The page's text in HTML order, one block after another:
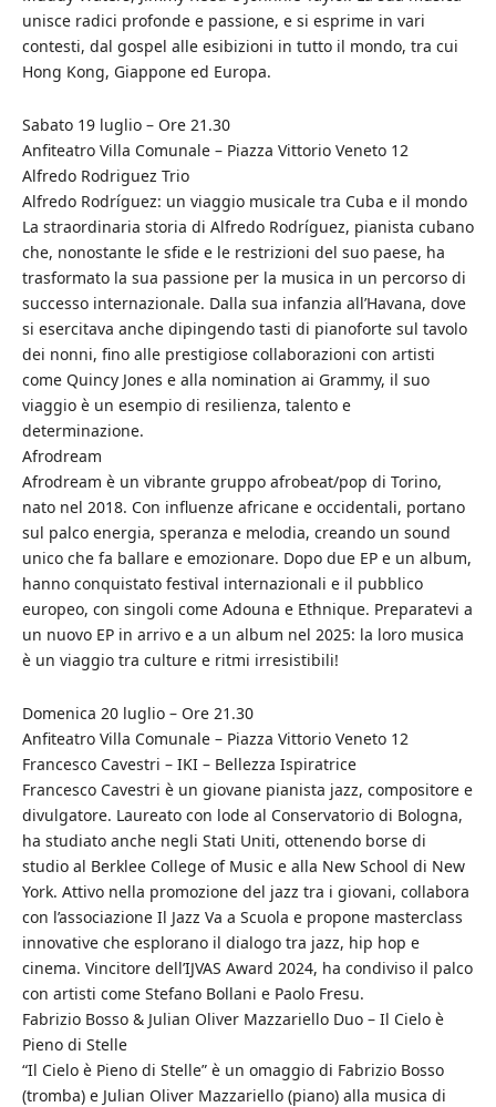
unisce radici profonde e passione, e si esprime in vari
contesti, dal gospel alle esibizioni in tutto il mondo, tra cui
Hong Kong, Giappone ed Europa.
Sabato 19 luglio – Ore 21.30
Anfiteatro Villa Comunale – Piazza Vittorio Veneto 12
Alfredo Rodriguez Trio
Alfredo Rodríguez: un viaggio musicale tra Cuba e il mondo
La straordinaria storia di Alfredo Rodríguez, pianista cubano
che, nonostante le sfide e le restrizioni del suo paese, ha
trasformato la sua passione per la musica in un percorso di
successo internazionale. Dalla sua infanzia all’Havana, dove
si esercitava anche dipingendo tasti di pianoforte sul tavolo
dei nonni, fino alle prestigiose collaborazioni con artisti
come Quincy Jones e alla nomination ai Grammy, il suo
viaggio è un esempio di resilienza, talento e
determinazione.
Afrodream
Afrodream è un vibrante gruppo afrobeat/pop di Torino,
nato nel 2018. Con influenze africane e occidentali, portano
sul palco energia, speranza e melodia, creando un sound
unico che fa ballare e emozionare. Dopo due EP e un album,
hanno conquistato festival internazionali e il pubblico
europeo, con singoli come Adouna e Ethnique. Preparatevi a
un nuovo EP in arrivo e a un album nel 2025: la loro musica
è un viaggio tra culture e ritmi irresistibili!
Domenica 20 luglio – Ore 21.30
Anfiteatro Villa Comunale – Piazza Vittorio Veneto 12
Francesco Cavestri – IKI – Bellezza Ispiratrice
Francesco Cavestri è un giovane pianista jazz, compositore e
divulgatore. Laureato con lode al Conservatorio di Bologna,
ha studiato anche negli Stati Uniti, ottenendo borse di
studio al Berklee College of Music e alla New School di New
York. Attivo nella promozione del jazz tra i giovani, collabora
con l’associazione Il Jazz Va a Scuola e propone masterclass
innovative che esplorano il dialogo tra jazz, hip hop e
cinema. Vincitore dell’IJVAS Award 2024, ha condiviso il palco
con artisti come Stefano Bollani e Paolo Fresu.
Fabrizio Bosso & Julian Oliver Mazzariello Duo – Il Cielo è
Pieno di Stelle
“Il Cielo è Pieno di Stelle” è un omaggio di Fabrizio Bosso
(tromba) e Julian Oliver Mazzariello (piano) alla musica di